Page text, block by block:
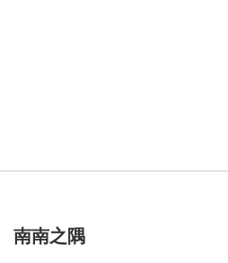
南南之隅